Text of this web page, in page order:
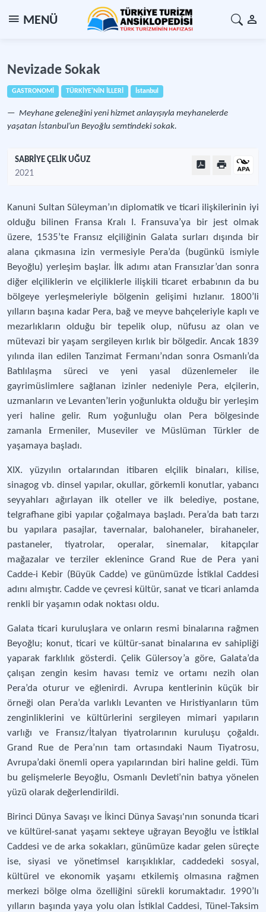
MENÜ
Nevizade Sokak
GASTRONOMİ TÜRKİYE'NİN İLLERİ İstanbul
Meyhane geleneğini yeni hizmet anlayışıyla meyhanelerde
yaşatan İstanbul’un Beyoğlu semtindeki sokak.
SABRİYE ÇELİK UĞUZ
2021
Kanuni Sultan Süleyman’ın diplomatik ve ticari ilişkilerinin iyi
olduğu bilinen Fransa Kralı I. Fransuva’ya bir jest olmak
üzere, 1535’te Fransız elçiliğinin Galata surları dışında bir
alana çıkmasına izin vermesiyle Pera’da (bugünkü ismiyle
Beyoğlu) yerleşim başlar. İlk adımı atan Fransızlar’dan sonra
diğer elçiliklerin ve elçiliklerle ilişkili ticaret erbabının da bu
bölgeye yerleşmeleriyle bölgenin gelişimi hızlanır. 1800’li
yılların başına kadar Pera, bağ ve meyve bahçeleriyle kaplı ve
mezarlıkların olduğu bir tepelik olup, nüfusu az olan ve
mütevazi bir yaşam sergileyen kırlık bir bölgedir. Ancak 1839
yılında ilan edilen Tanzimat Fermanı’ndan sonra Osmanlı’da
Batılılaşma süreci ve yeni yasal düzenlemeler ile
gayrimüslimlere sağlanan izinler nedeniyle Pera, elçilerin,
uzmanların ve Levanten’lerin yoğunlukta olduğu bir yerleşim
yeri haline gelir. Rum yoğunluğu olan Pera bölgesinde
zamanla Ermeniler, Museviler ve Müslüman Türkler de
yaşamaya başladı.
XIX. yüzyılın ortalarından itibaren elçilik binaları, kilise,
sinagog vb. dinsel yapılar, okullar, görkemli konutlar, yabancı
seyyahları ağırlayan ilk oteller ve ilk belediye, postane,
telgrafhane gibi yapılar çoğalmaya başladı. Pera’da batı tarzı
bu yapılara pasajlar, tavernalar, balohaneler, birahaneler,
pastaneler, tiyatrolar, operalar, sinemalar, kitapçılar
mağazalar ve terziler eklenince Grand Rue de Pera yani
Cadde-i Kebir (Büyük Cadde) ve günümüzde İstiklal Caddesi
adını almıştır. Cadde ve çevresi kültür, sanat ve ticari anlamda
renkli bir yaşamın odak noktası oldu.
Galata ticari kuruluşlara ve onların resmi binalarına rağmen
Beyoğlu; konut, ticari ve kültür-sanat binalarına ev sahipliği
yaparak farklılık gösterdi. Çelik Gülersoy’a göre, Galata’da
çalışan zengin kesim havası temiz ve ortamı nezih olan
Pera’da oturur ve eğlenirdi. Avrupa kentlerinin küçük bir
örneği olan Pera’da varlıklı Levanten ve Hıristiyanların tüm
zenginliklerini ve kültürlerini sergileyen mimari yapıların
varlığı ve Fransız/İtalyan tiyatrolarının kuruluşu çoğaldı.
Grand Rue de Pera’nın tam ortasındaki Naum Tiyatrosu,
Avrupa’daki önemli opera yapılarından biri haline geldi. Tüm
bu gelişmelerle Beyoğlu, Osmanlı Devleti’nin batıya yönelen
yüzü olarak değerlendirildi.
Birinci Dünya Savaşı ve İkinci Dünya Savaşı'nın sonunda ticari
ve kültürel-sanat yaşamı sekteye uğrayan Beyoğlu ve İstiklal
Caddesi ve de arka sokakları, günümüze kadar gelen süreçte
ise, siyasi ve yönetimsel karışıklıklar, caddedeki sosyal,
kültürel ve ekonomik yaşamı etkilemiş olmasına rağmen
merkezi bölge olma özelliğini sürekli korumaktadır. 1990’lı
yılların başında yaya yolu olan İstiklal Caddesi, Tünel-Taksim